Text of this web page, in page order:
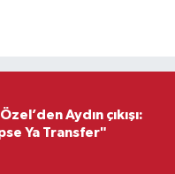
Aydın çıkışı:
Ya Transfer"